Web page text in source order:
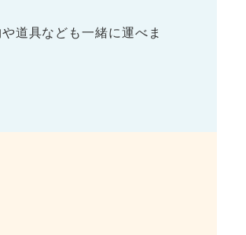
道具なども一緒に運べま